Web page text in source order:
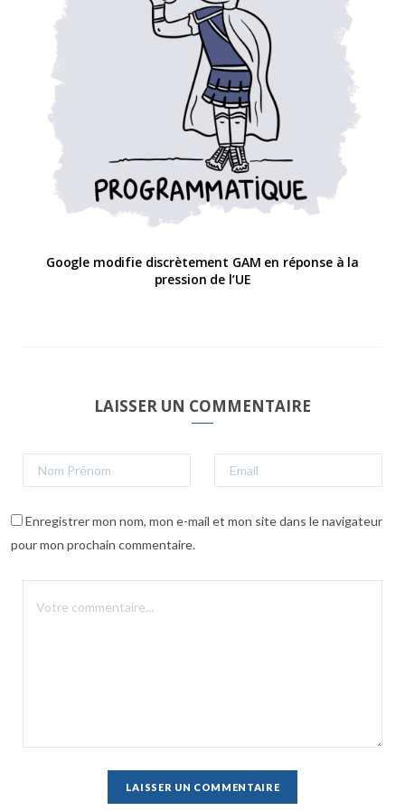
Google modifie discrètement GAM en réponse à la
pression de l’UE
LAISSER UN COMMENTAIRE
Enregistrer mon nom, mon e-mail et mon site dans le navigateur
pour mon prochain commentaire.